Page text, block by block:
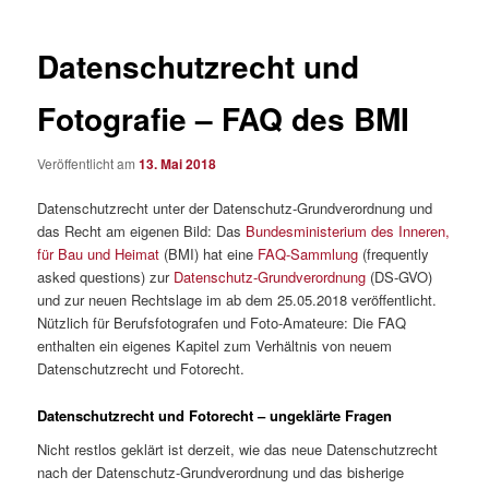
Datenschutzrecht und
Fotografie – FAQ des BMI
Veröffentlicht am13. Mai 2018
Datenschutzrecht unter der Datenschutz-Grundverordnung und
das Recht am eigenen Bild: Das Bundesministerium des Inneren,
für Bau und Heimat (BMI) hat eine FAQ-Sammlung (frequently
asked questions) zur Datenschutz-Grundverordnung (DS-GVO)
und zur neuen Rechtslage im ab dem 25.05.2018 veröffentlicht.
Nützlich für Berufsfotografen und Foto-Amateure: Die FAQ
enthalten ein eigenes Kapitel zum Verhältnis von neuem
Datenschutzrecht und Fotorecht.
Datenschutzrecht und Fotorecht – ungeklärte Fragen
Nicht restlos geklärt ist derzeit, wie das neue Datenschutzrecht
nach der Datenschutz-Grundverordnung und das bisherige